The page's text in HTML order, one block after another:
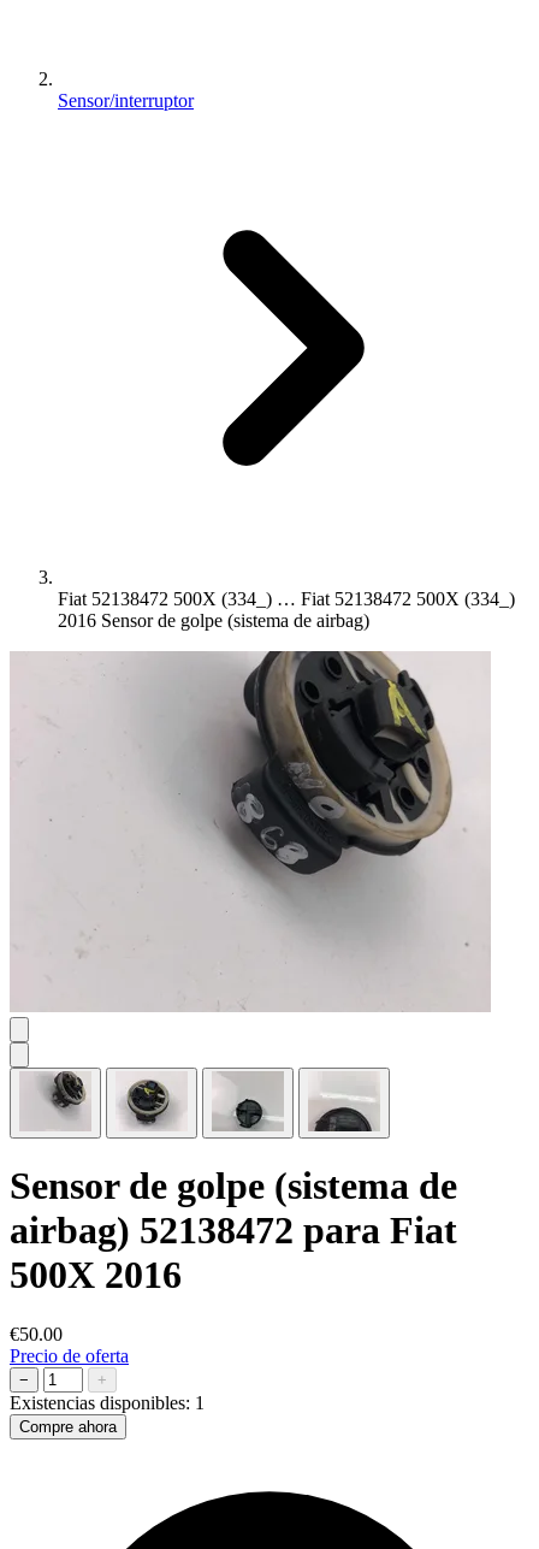
Sensor/interruptor
Fiat 52138472 500X (334_) … Fiat 52138472 500X (334_)
2016 Sensor de golpe (sistema de airbag)
Sensor de golpe (sistema de
airbag) 52138472 para Fiat
500X 2016
€50.00
Precio de oferta
− +
Existencias disponibles: 1
Compre ahora